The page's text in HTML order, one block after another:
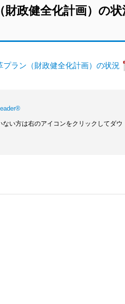
政健全化計画）の状
プラン（財政健全化計画）の状況
い方は右のアイコンをクリックしてダウ